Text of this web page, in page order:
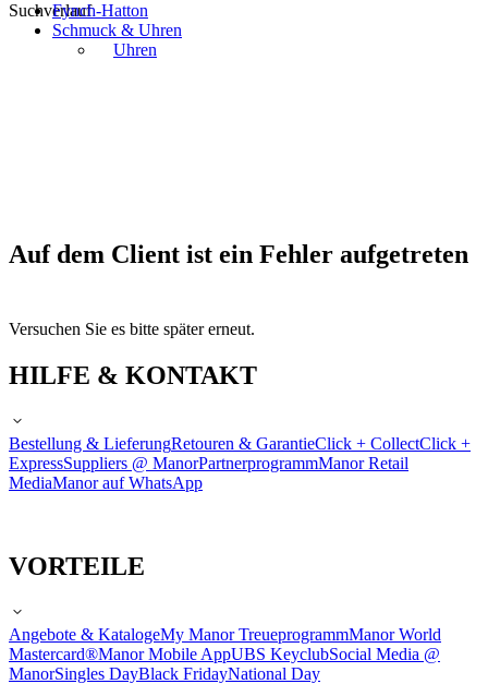
SuchverlaufFynch-Hatton
Schmuck & Uhren
Uhren
Auf dem Client ist ein Fehler aufgetreten
Versuchen Sie es bitte später erneut.
HILFE & KONTAKT
Bestellung & LieferungRetouren & GarantieClick + CollectClick +
ExpressSuppliers @ ManorPartnerprogrammManor Retail
MediaManor auf WhatsApp
VORTEILE
Angebote & KatalogeMy Manor TreueprogrammManor World
Mastercard®Manor Mobile AppUBS KeyclubSocial Media @
ManorSingles DayBlack FridayNational Day